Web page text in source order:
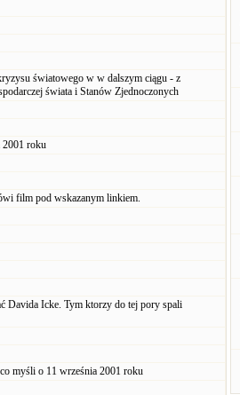
światowego w w dalszym ciągu - z
świata i Stanów Zjednoczonych
2001 roku
film pod wskazanym linkiem.
Davida Icke. Tym ktorzy do tej pory spali
myśli o 11 września 2001 roku